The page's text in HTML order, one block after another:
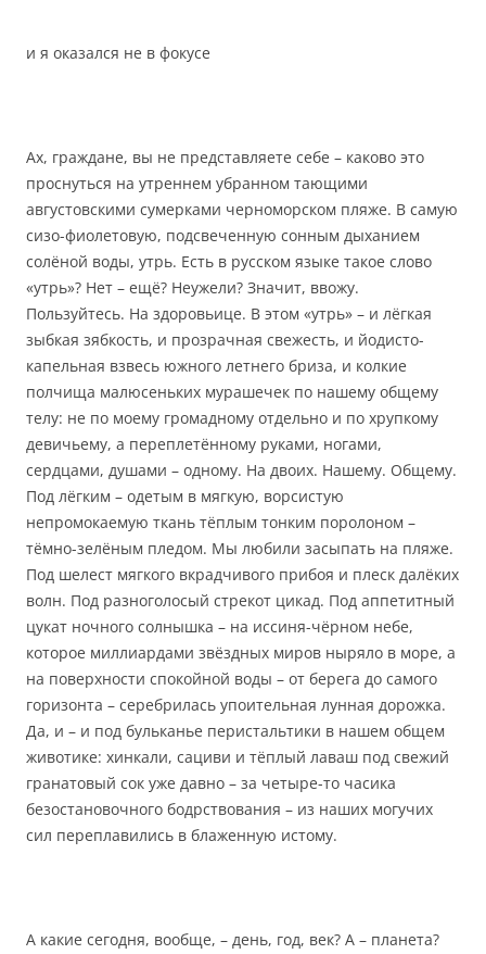
и я оказался не в фокусе
Ах, граждане, вы не представляете себе – каково это
проснуться на утреннем убранном тающими
августовскими сумерками черноморском пляже. В самую
сизо-фиолетовую, подсвеченную сонным дыханием
солёной воды, утрь. Есть в русском языке такое слово
«утрь»? Нет – ещё? Неужели? Значит, ввожу.
Пользуйтесь. На здоровьице. В этом «утрь» – и лёгкая
зыбкая зябкость, и прозрачная свежесть, и йодисто-
капельная взвесь южного летнего бриза, и колкие
полчища малюсеньких мурашечек по нашему общему
телу: не по моему громадному отдельно и по хрупкому
девичьему, а переплетённому руками, ногами,
сердцами, душами – одному. На двоих. Нашему. Общему.
Под лёгким – одетым в мягкую, ворсистую
непромокаемую ткань тёплым тонким поролоном –
тёмно-зелёным пледом. Мы любили засыпать на пляже.
Под шелест мягкого вкрадчивого прибоя и плеск далёких
волн. Под разноголосый стрекот цикад. Под аппетитный
цукат ночного солнышка – на иссиня-чёрном небе,
которое миллиардами звёздных миров ныряло в море, а
на поверхности спокойной воды – от берега до самого
горизонта – серебрилась упоительная лунная дорожка.
Да, и – и под бульканье перистальтики в нашем общем
животике: хинкали, сациви и тёплый лаваш под свежий
гранатовый сок уже давно – за четыре-то часика
безостановочного бодрствования – из наших могучих
сил переплавились в блаженную истому.
А какие сегодня, вообще, – день, год, век? А – планета?